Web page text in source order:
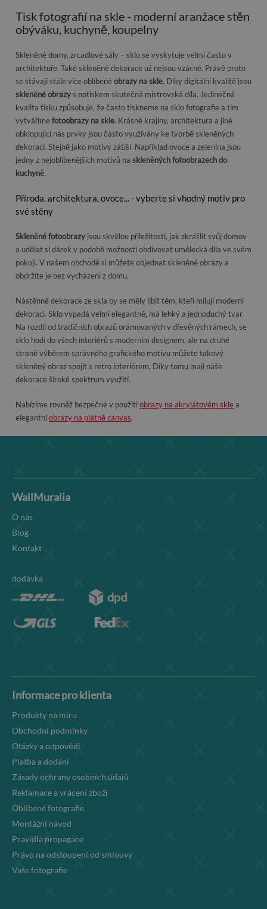
Tisk fotografií na skle - moderní aranžace stěn
obýváku, kuchyně, koupelny
Skleněné domy, zrcadlové sály – sklo se vyskytuje velmi často v
architektuře. Také skleněné dekorace už nejsou vzácné. Právě proto
se stávají stále více oblíbené obrazy na skle. Díky digitální kvalitě jsou
skleněné obrazys potiskem skutečná mistrovská díla. Jedinečná
kvalita tisku způsobuje, že často tiskneme na sklo fotografie a tím
vytváříme fotoobrazy na skle. Krásné krajiny, architektura a jiné
obklopující nás prvky jsou často využívány ke tvorbě skleněných
dekorací. Stejně jako motivy zátiší. Například ovoce a zelenina jsou
jedny z nejoblíbenějších motivů na skleněných fotoobrazech do
kuchyně.
Příroda, architektura, ovoce... - vyberte si vhodný motiv pro
své stěny
Skleněné fotoobrazy jsou skvělou příležitostí, jak zkrášlit svůj domov
a udělat si dárek v podobě možnosti obdivovat umělecká díla ve svém
pokoji. V našem obchodě si můžete objednat skleněné obrazy a
obdržíte je bez vycházení z domu.
Nástěnné dekorace ze skla by se měly líbit těm, kteří milují moderní
dekoraci. Sklo vypadá velmi elegantně, má lehký a jednoduchý tvar.
Na rozdíl od tradičních obrazů orámovaných v dřevěných rámech, se
sklo hodí do všech interiérů s moderním designem, ale na druhé
straně výběrem správného grafického motivu můžete takový
skleněný obraz spojit s retro interiérem. Díky tomu mají naše
dekorace široké spektrum využití.
Nabízíme rovněž bezpečné v použitíobrazy na akrylátovém sklea
elegantníobrazy na plátně canvas.
WallMuralia
O nás
Blog
Kontakt
dodávka
Informace pro klienta
Produkty na míru
Obchodní podmínky
Otázky a odpovědi
Platba a dodání
Zásady ochrany osobních údajů
Reklamace a vrácení zboží
Oblíbené fotografie
Montážní návod
Pravidla propagace
Právo na odstoupení od smlouvy
Vaše fotografie